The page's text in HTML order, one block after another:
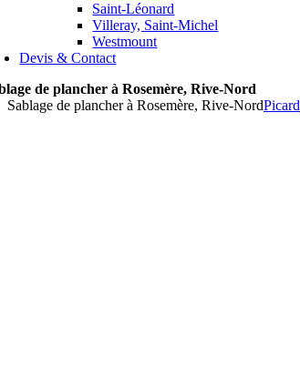
Saint-Léonard
Villeray, Saint-Michel
Westmount
Devis & Contact
de plancher à Rosemère, Rive-Nord
Sablage de plancher à Rosemère, Rive-NordPicard